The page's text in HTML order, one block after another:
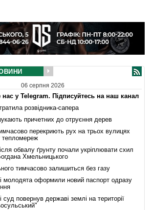
06 серпня 2026
нас у Telegram. Підписуйтесь на наш канал
розвідника-сапера
причетних до отруєння дерев
перекриють рух на трьох вулицях
тепломереж
обвалу ґрунту почали укріплювати схил
Хмельницького
тимчасово залишиться без газу
молодята оформили новий паспорт одразу
повернув державі землі на території